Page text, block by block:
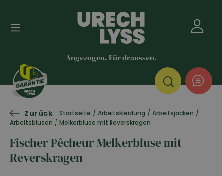
Angezogen. Für draussen.
Zurück Startseite / Arbeitskleidung / Arbeitsjacken /
Arbeitsblusen / Melkerbluse mit Reverskragen
Fischer Pêcheur Melkerbluse mit
Reverskragen